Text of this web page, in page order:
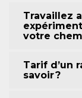
Travaillez
votre
Tarif d’un
savoir ?